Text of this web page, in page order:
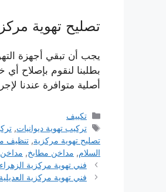
تصليح تهوية
يجب أن تبقي أجهزة
بطلبنا لنقوم بإصلاح
أصلية متوافرة عندنا
التصنيفات
تكييف
الوسوم
تركيب تهوية ديوانيات,
تصليح تهوية مركزية, تنظيف
السلام, مداخن مطابخ,
فني تهوية مركزية الزهراء 65523399 تركيب مداخن
فني تهوية مركزية العديلية 65523399 تركيب مداخن